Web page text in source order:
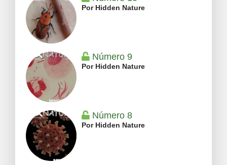
Por Hidden Nature
Número 9
Por Hidden Nature
Número 8
Por Hidden Nature